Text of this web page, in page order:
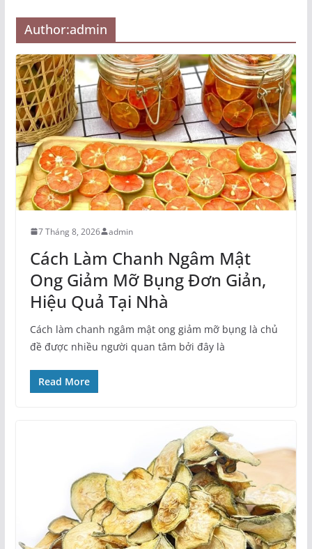
Author:admin
7 Tháng 8, 2026 admin
Cách Làm Chanh Ngâm Mật
Ong Giảm Mỡ Bụng Đơn Giản,
Hiệu Quả Tại Nhà
Cách làm chanh ngâm mật ong giảm mỡ bụng là chủ
đề được nhiều người quan tâm bởi đây là
Read More